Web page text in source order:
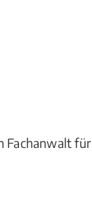
Fachanwalt für